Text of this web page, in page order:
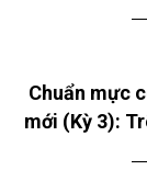
Chuẩn mực
mới (Kỳ 3):